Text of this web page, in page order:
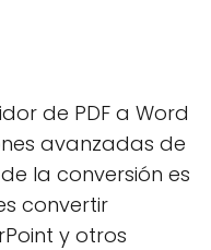
de PDF a Word
avanzadas de
la conversión es
convertir
y otros